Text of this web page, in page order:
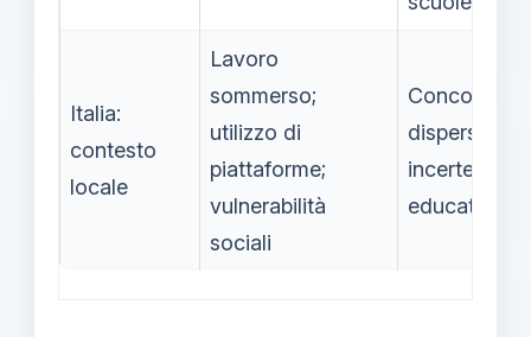
Italia:
contesto
locale
Lavoro
sommerso;
utilizzo di
piattaforme;
vulnerabilità
sociali
Concorre a
dispersione
incertezza
educativa